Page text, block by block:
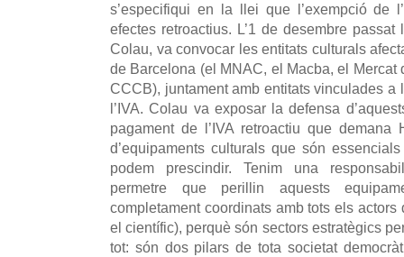
s’especifiqui en la llei que l’exempció de
efectes retroactius. L’1 de desembre
Colau, va convocar les entitats culturals
de Barcelona (el MNAC, el Macba, el Mercat
CCCB), juntament amb entitats vinculades a
l’IVA. Colau va exposar la defensa
pagament de l’IVA retroactiu que
d’equipaments culturals que són
podem prescindir. Tenim una
permetre que perillin aquests
completament coordinats amb tots els
el científic), perquè són sectors estratègics
tot: són dos pilars de tota societat